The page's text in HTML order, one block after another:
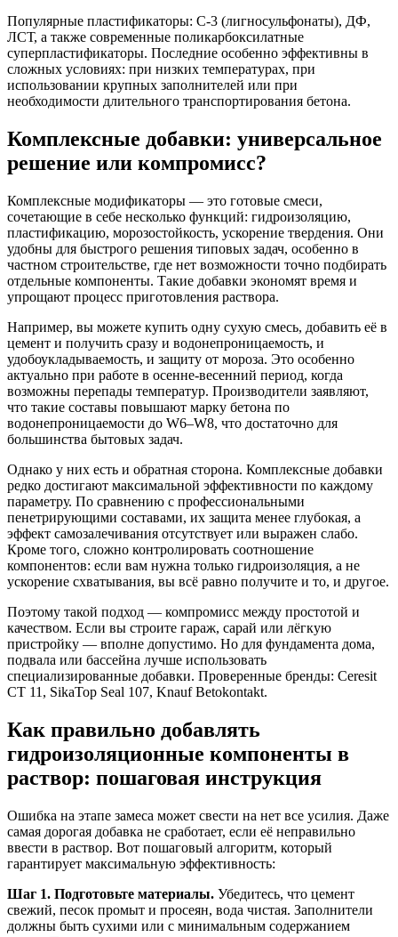
Популярные пластификаторы: С-3 (лигносульфонаты), ДФ,
ЛСТ, а также современные поликарбоксилатные
суперпластификаторы. Последние особенно эффективны в
сложных условиях: при низких температурах, при
использовании крупных заполнителей или при
необходимости длительного транспортирования бетона.
Комплексные добавки: универсальное
решение или компромисс?
Комплексные модификаторы — это готовые смеси,
сочетающие в себе несколько функций: гидроизоляцию,
пластификацию, морозостойкость, ускорение твердения. Они
удобны для быстрого решения типовых задач, особенно в
частном строительстве, где нет возможности точно подбирать
отдельные компоненты. Такие добавки экономят время и
упрощают процесс приготовления раствора.
Например, вы можете купить одну сухую смесь, добавить её в
цемент и получить сразу и водонепроницаемость, и
удобоукладываемость, и защиту от мороза. Это особенно
актуально при работе в осенне-весенний период, когда
возможны перепады температур. Производители заявляют,
что такие составы повышают марку бетона по
водонепроницаемости до W6–W8, что достаточно для
большинства бытовых задач.
Однако у них есть и обратная сторона. Комплексные добавки
редко достигают максимальной эффективности по каждому
параметру. По сравнению с профессиональными
пенетрирующими составами, их защита менее глубокая, а
эффект самозалечивания отсутствует или выражен слабо.
Кроме того, сложно контролировать соотношение
компонентов: если вам нужна только гидроизоляция, а не
ускорение схватывания, вы всё равно получите и то, и другое.
Поэтому такой подход — компромисс между простотой и
качеством. Если вы строите гараж, сарай или лёгкую
пристройку — вполне допустимо. Но для фундамента дома,
подвала или бассейна лучше использовать
специализированные добавки. Проверенные бренды: Ceresit
CT 11, SikaTop Seal 107, Knauf Betokontakt.
Как правильно добавлять
гидроизоляционные компоненты в
раствор: пошаговая инструкция
Ошибка на этапе замеса может свести на нет все усилия. Даже
самая дорогая добавка не сработает, если её неправильно
ввести в раствор. Вот пошаговый алгоритм, который
гарантирует максимальную эффективность:
Шаг 1. Подготовьте материалы. Убедитесь, что цемент
свежий, песок промыт и просеян, вода чистая. Заполнители
должны быть сухими или с минимальным содержанием